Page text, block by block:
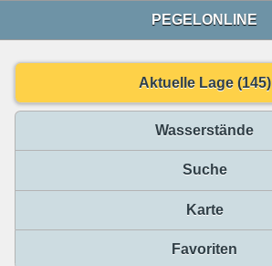
PEGELONLINE
Aktuelle Lage (145)
Wasserstände
Suche
Karte
Favoriten